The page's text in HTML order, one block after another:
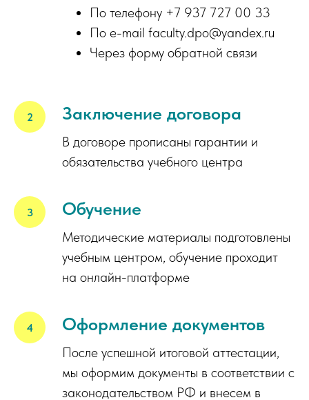
По телефону +7 937 727 00 33
По e-mail faculty.dpo@yandex.ru
Через форму обратной связи
Заключение договора
В договоре прописаны гарантии и
обязательства учебного центра
Обучение
Методические материалы подготовлены
учебным центром, обучение проходит
на онлайн-платформе
Оформление документов
После успешной итоговой аттестации,
мы оформим документы в соответствии с
законодательством РФ и внесем в